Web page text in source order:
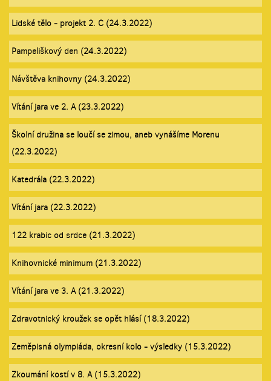
Lidské tělo - projekt 2. C (24.3.2022)
Pampeliškový den (24.3.2022)
Návštěva knihovny (24.3.2022)
Vítání jara ve 2. A (23.3.2022)
Školní družina se loučí se zimou, aneb vynášíme Morenu
(22.3.2022)
Katedrála (22.3.2022)
Vítání jara (22.3.2022)
122 krabic od srdce (21.3.2022)
Knihovnické minimum (21.3.2022)
Vítání jara ve 3. A (21.3.2022)
Zdravotnický kroužek se opět hlásí (18.3.2022)
Zeměpisná olympiáda, okresní kolo - výsledky (15.3.2022)
Zkoumání kostí v 8. A (15.3.2022)